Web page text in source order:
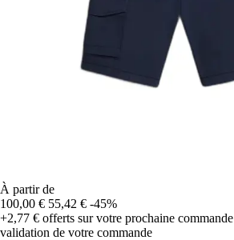
À partir de
100,00 € 55,42 € -45%
+2,77 € offerts sur votre prochaine commande
validation de votre commande